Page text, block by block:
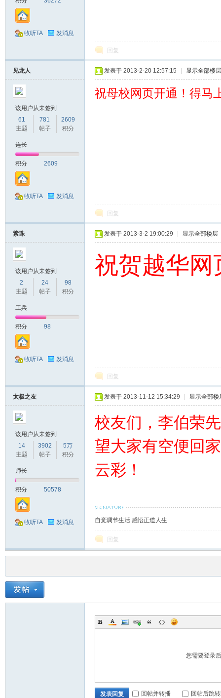
收听TA 发消息
回复
见龙人
该用户从未签到
61
主题
781
帖子
2609
积分
连长
积分 2609
收听TA 发消息
发表于 2013-2-20 12:57:15 显示全部楼层
祝母校网页开通！得马
回复
紫珠
该用户从未签到
2
主题
24
帖子
98
积分
工兵
积分 98
收听TA 发消息
发表于 2013-3-2 19:00:29 显示全部楼层
祝贺越华网
回复
太极之友
该用户从未签到
14
主题
3902
帖子
5万
积分
师长
积分 50578
收听TA 发消息
发表于 2013-11-12 15:34:29 显示全部楼
校友们，李伯荣
望大家有空便回
云彩！
自觉调节生活 感悟正道人生
回复
您需要登录
发表回复 回帖并转播 回帖后跳